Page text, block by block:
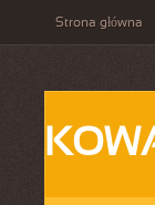
Strona główna